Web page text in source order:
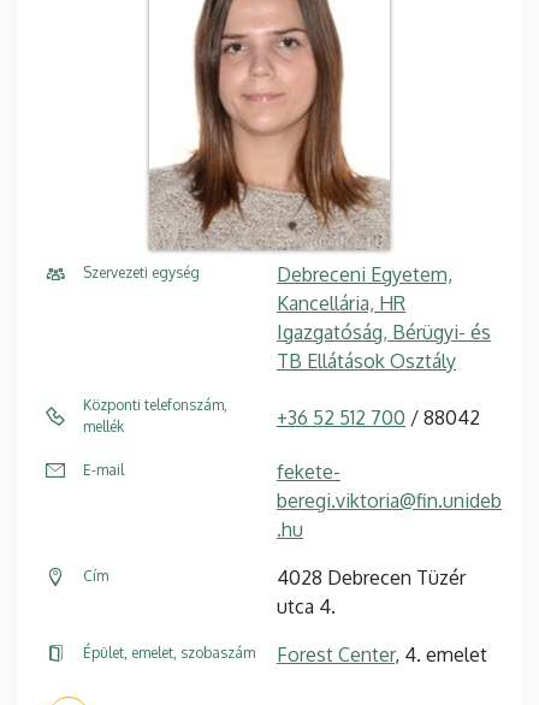
Szervezeti egység
Debreceni Egyetem,
Kancellária, HR
Igazgatóság, Bérügyi- és
TB Ellátások Osztály
Központi telefonszám,
mellék
+36 52 512 700 / 88042
E-mail
fekete-
beregi.viktoria@fin.unideb
.hu
Cím
4028 Debrecen Tüzér
utca 4.
Épület, emelet, szobaszám Forest Center, 4. emelet